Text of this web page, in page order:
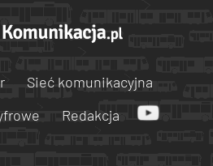
Sieć komunikacyjna
Redakcja